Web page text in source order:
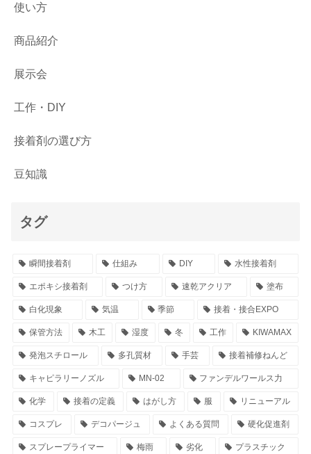
使い方
商品紹介
展示会
工作・DIY
接着剤の選び方
豆知識
タグ
瞬間接着剤 仕組み DIY 水性接着剤
エポキシ接着剤 つけ方 速乾アクリア 塗布
白化現象 気温 季節 接着・接合EXPO
保管方法 木工 湿度 冬 工作 KIWAMAX
発泡スチロール 多孔質材 手芸 接着補修ねんど
キャピラリーノズル MN-02 ファンデルワールス力
化学 接着の定義 はがし方 服 リニューアル
コスプレ デコパージュ よくある質問 硬化促進剤
スプレープライマー 梅雨 劣化 プラスチック